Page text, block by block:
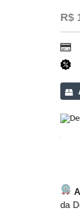
R$
da